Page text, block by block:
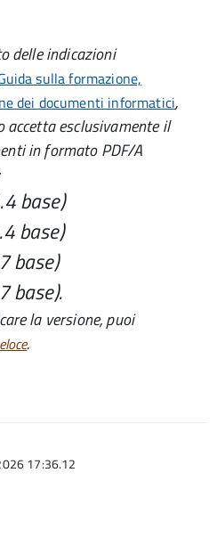
delle indicazioni
sulla formazione,
dei documenti informatici,
accetta esclusivamente il
in formato PDF/A
base)
base)
base)
base).
la versione, puoi
.
17:36.12